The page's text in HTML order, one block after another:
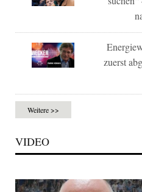
zuerst
Weitere >>
VIDEO